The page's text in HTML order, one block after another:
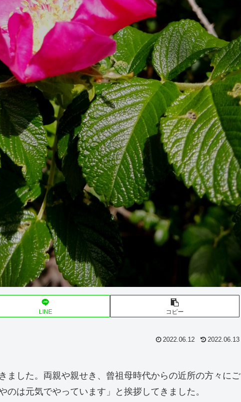
LINE コピー
2022.06.12 2022.06.13
ました。両親や親せき、曾祖母時代からの近所の方々にご
は元気でやっています」と挨拶してきました。